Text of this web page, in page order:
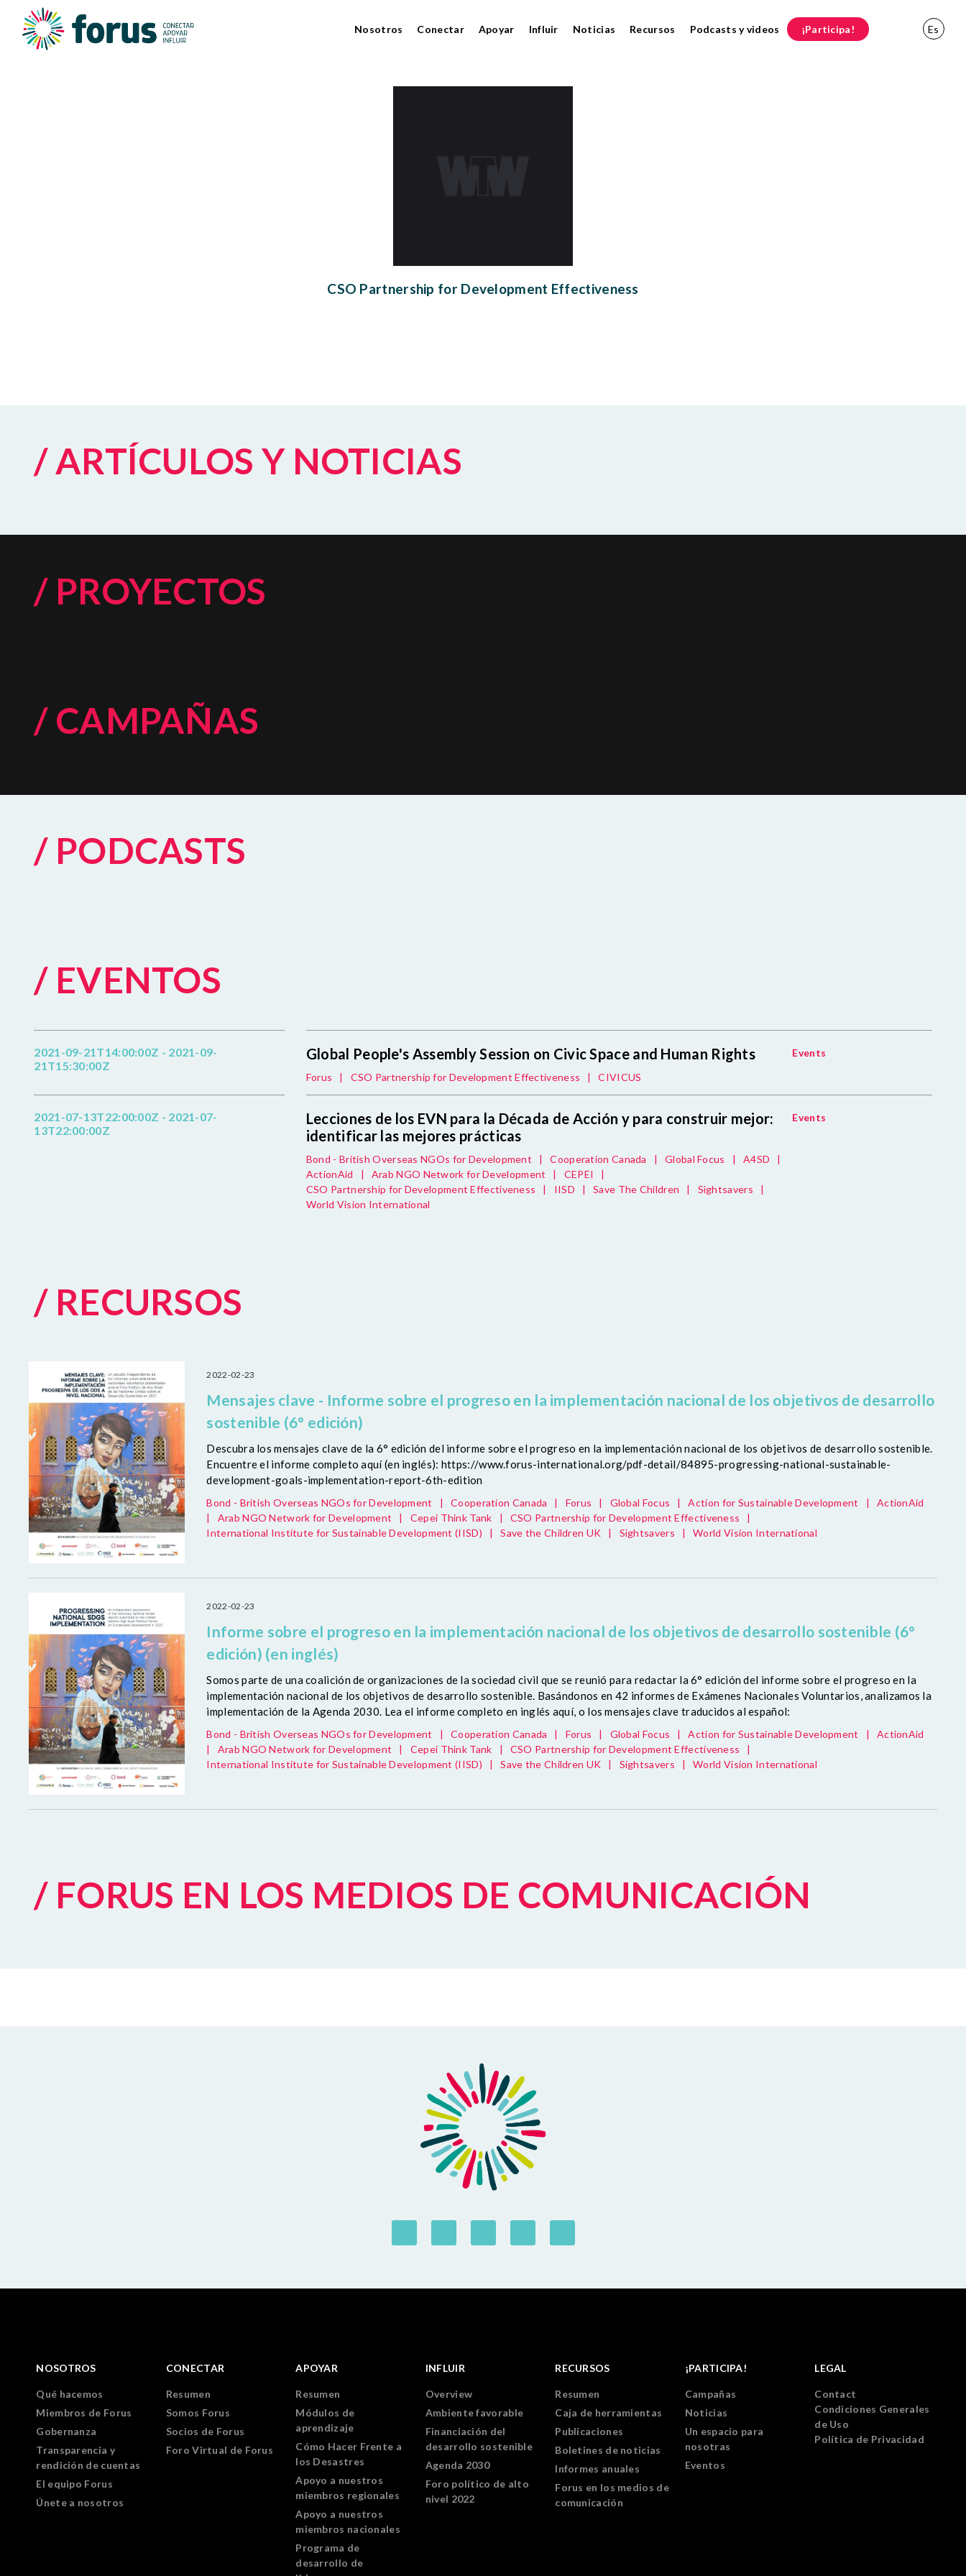
Nosotros Conectar Apoyar Influir Noticias Recursos Podcasts y videos ¡Participa! Es
CSO Partnership for Development Effectiveness
/ ARTÍCULOS Y NOTICIAS
/ PROYECTOS
/ CAMPAÑAS
/ PODCASTS
/ EVENTOS
2021-09-21T14:00:00Z - 2021-09-
21T15:30:00Z
Global People's Assembly Session on Civic Space and Human Rights
Forus | CSO Partnership for Development Effectiveness | CIVICUS
Events
2021-07-13T22:00:00Z - 2021-07-
13T22:00:00Z
Lecciones de los EVN para la Década de Acción y para construir mejor:
identificar las mejores prácticas
Bond - British Overseas NGOs for Development | Cooperation Canada | Global Focus | A4SD
|
ActionAid
| Arab NGO Network for Development | CEPEI
|
CSO Partnership for Development Effectiveness
| IISD | Save The Children | Sightsavers
|
World Vision International
Events
/ RECURSOS
2022-02-23
Mensajes clave - Informe sobre el progreso en la implementación nacional de los objetivos de desarrollo
sostenible (6° edición)
Descubra los mensajes clave de la 6° edición del informe sobre el progreso en la implementación nacional de los objetivos de desarrollo sostenible.
Encuentre el informe completo aquí (en inglés): https://www.forus-international.org/pdf-detail/84895-progressing-national-sustainable-
development-goals-implementation-report-6th-edition
Bond - British Overseas NGOs for Development | Cooperation Canada | Forus | Global Focus | Action for Sustainable Development |
ActionAid
|
Arab NGO Network for Development | Cepei Think Tank | CSO Partnership for Development Effectiveness
|
International Institute for Sustainable Development (IISD)
| Save the Children UK | Sightsavers | World Vision International
2022-02-23
Informe sobre el progreso en la implementación nacional de los objetivos de desarrollo sostenible (6°
edición) (en inglés)
Somos parte de una coalición de organizaciones de la sociedad civil que se reunió para redactar la 6° edición del informe sobre el progreso en la
implementación nacional de los objetivos de desarrollo sostenible. Basándonos en 42 informes de Exámenes Nacionales Voluntarios, analizamos la
implementación de la Agenda 2030. Lea el informe completo en inglés aquí, o los mensajes clave traducidos al español:
Bond - British Overseas NGOs for Development | Cooperation Canada | Forus | Global Focus | Action for Sustainable Development |
ActionAid
|
Arab NGO Network for Development | Cepei Think Tank | CSO Partnership for Development Effectiveness
|
International Institute for Sustainable Development (IISD)
| Save the Children UK | Sightsavers | World Vision International
/ FORUS EN LOS MEDIOS DE COMUNICACIÓN
NOSOTROS
Qué hacemos
Miembros de Forus
Gobernanza
Transparencia y
rendición de cuentas
El equipo Forus
Únete a nosotros
CONECTAR
Resumen
Somos Forus
Socios de Forus
Foro Virtual de Forus
APOYAR
Resumen
Módulos de
aprendizaje
Cómo Hacer Frente a
los Desastres
Apoyo a nuestros
miembros regionales
Apoyo a nuestros
miembros nacionales
Programa de
desarrollo de
INFLUIR
Overview
Ambiente favorable
Financiación del
desarrollo sostenible
Agenda 2030
Foro político de alto
nivel 2022
RECURSOS
Resumen
Caja de herramientas
Publicaciones
Boletines de noticias
Informes anuales
Forus en los medios de
comunicación
¡PARTICIPA!
Campañas
Noticias
Un espacio para
nosotras
Eventos
LEGAL
Contact
Condiciones Generales
de Uso
Política de Privacidad